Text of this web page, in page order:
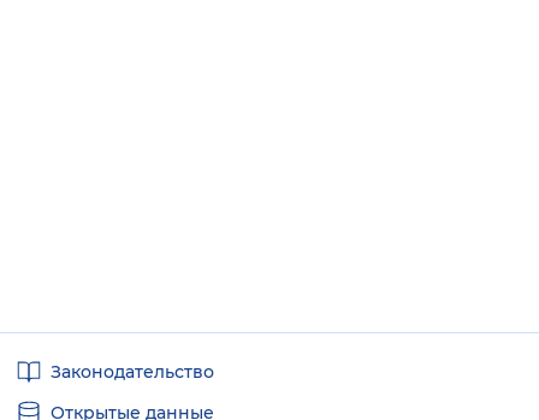
ссылкиЗаконодательство
Открытые данные